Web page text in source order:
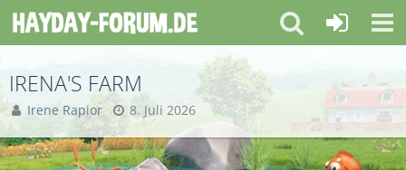
IRENA'S FARM
Irene Rapior 8. Juli 2026